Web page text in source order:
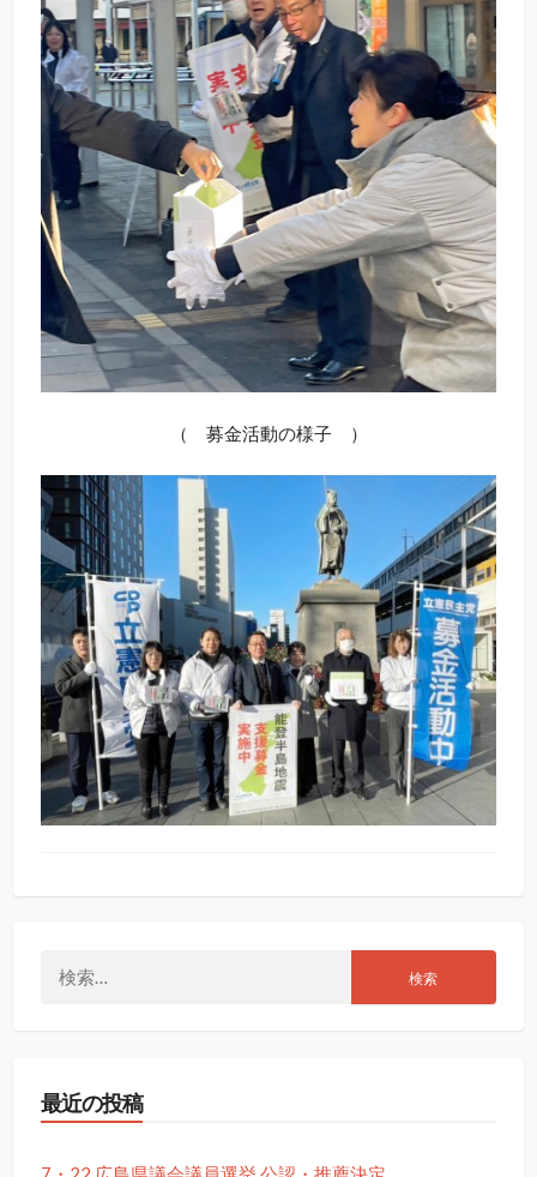
（ 募金活動の様子 ）
最近の投稿